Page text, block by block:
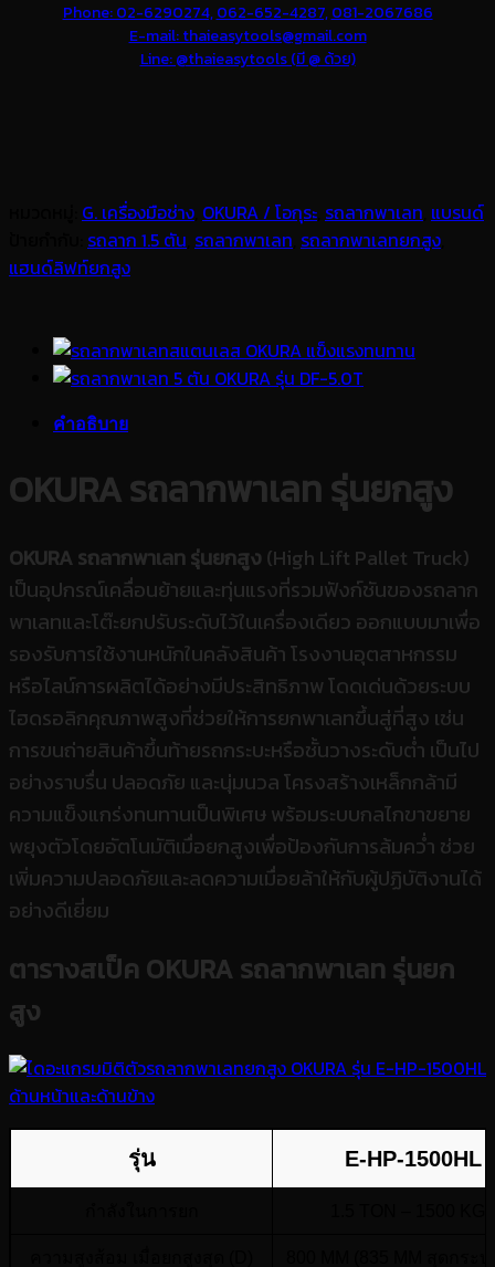
Phone: 02-6290274, 062-652-4287, 081-2067686
E-mail: thaieasytools@gmail.com
Line: @thaieasytools (มี @ ด้วย)
G. เครื่องมือช่าง OKURA / โอกุระ รถลากพาเลท แบรนด์
รถลาก 1.5 ตัน รถลากพาเลท รถลากพาเลทยกสูง
แฮนด์ลิฟท์ยกสูง
คำอธิบาย
OKURA รถลากพาเลท รุ่นยกสูง
OKURA รถลากพาเลท รุ่นยกสูง (High Lift Pallet Truck)
เป็นอุปกรณ์เคลื่อนย้ายและทุ่นแรงที่รวมฟังก์ชันของรถลาก
พาเลทและโต๊ะยกปรับระดับไว้ในเครื่องเดียว ออกแบบมาเพื่อ
รองรับการใช้งานหนักในคลังสินค้า โรงงานอุตสาหกรรม
หรือไลน์การผลิตได้อย่างมีประสิทธิภาพ โดดเด่นด้วยระบบ
ไฮดรอลิกคุณภาพสูงที่ช่วยให้การยกพาเลทขึ้นสู่ที่สูง เช่น
การขนถ่ายสินค้าขึ้นท้ายรถกระบะหรือชั้นวางระดับต่ำ เป็นไป
อย่างราบรื่น ปลอดภัย และนุ่มนวล โครงสร้างเหล็กกล้ามี
ความแข็งแกร่งทนทานเป็นพิเศษ พร้อมระบบกลไกขาขยาย
พยุงตัวโดยอัตโนมัติเมื่อยกสูงเพื่อป้องกันการล้มคว่ำ ช่วย
เพิ่มความปลอดภัยและลดความเมื่อยล้าให้กับผู้ปฏิบัติงานได้
อย่างดีเยี่ยม
ตารางสเป็ค OKURA รถลากพาเลท รุ่นยก
สูง
รุ่น E-HP-1500HL